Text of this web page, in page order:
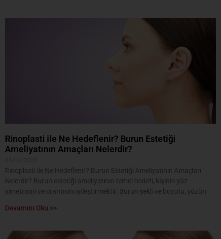
Rinoplasti ile Ne Hedeflenir? Burun Estetiği
Ameliyatının Amaçları Nelerdir?
Rinoplasti ile Ne Hedeflenir? Burun Estetiği Ameliyatının Amaçları
Nelerdir? Burun estetiği ameliyatının temel hedefi, kişinin yüz
simetrisini ve orantısını iyileştirmektir. Burun şekli ve boyutu, yüzün
Devamını Oku >>